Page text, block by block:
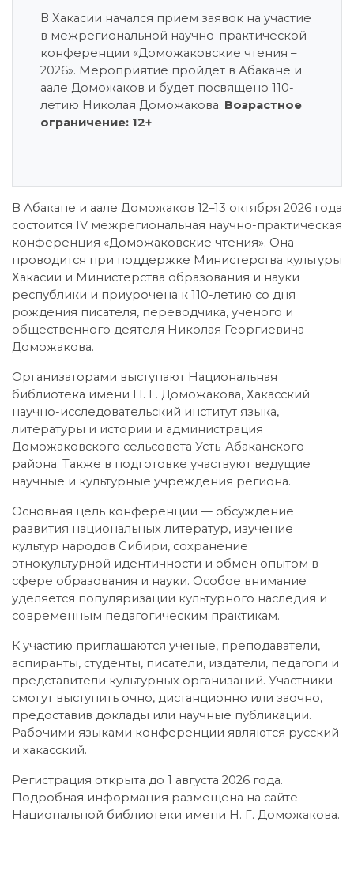
В Хакасии начался прием заявок на участие
в межрегиональной научно-практической
конференции «Доможаковские чтения –
2026». Мероприятие пройдет в Абакане и
аале Доможаков и будет посвящено 110-
летию Николая Доможакова. Возрастное
ограничение: 12+
В Абакане и аале Доможаков 12–13 октября 2026 года
состоится IV межрегиональная научно-практическая
конференция «Доможаковские чтения». Она
проводится при поддержке Министерства культуры
Хакасии и Министерства образования и науки
республики и приурочена к 110-летию со дня
рождения писателя, переводчика, ученого и
общественного деятеля Николая Георгиевича
Доможакова.
Организаторами выступают Национальная
библиотека имени Н. Г. Доможакова, Хакасский
научно-исследовательский институт языка,
литературы и истории и администрация
Доможаковского сельсовета Усть-Абаканского
района. Также в подготовке участвуют ведущие
научные и культурные учреждения региона.
Основная цель конференции — обсуждение
развития национальных литератур, изучение
культур народов Сибири, сохранение
этнокультурной идентичности и обмен опытом в
сфере образования и науки. Особое внимание
уделяется популяризации культурного наследия и
современным педагогическим практикам.
К участию приглашаются ученые, преподаватели,
аспиранты, студенты, писатели, издатели, педагоги и
представители культурных организаций. Участники
смогут выступить очно, дистанционно или заочно,
предоставив доклады или научные публикации.
Рабочими языками конференции являются русский
и хакасский.
Регистрация открыта до 1 августа 2026 года.
Подробная информация размещена на сайте
Национальной библиотеки имени Н. Г. Доможакова.